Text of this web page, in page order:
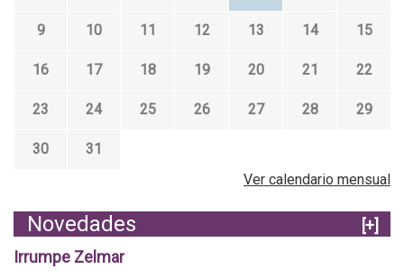
9 10 11 12 13 14 15
16 17 18 19 20 21 22
23 24 25 26 27 28 29
30
31
Ver calendario mensual
Novedades
[+]
Irrumpe Zelmar